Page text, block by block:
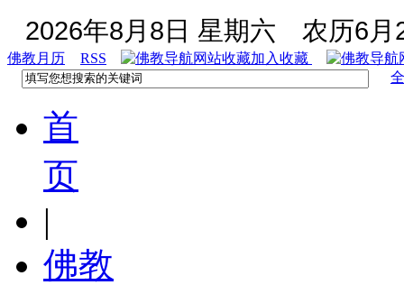
2026年8月8日 星期六 农历6月
佛教月历 RSS
加入收藏
首
页
|
佛教